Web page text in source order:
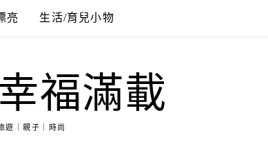
亮 生活/育兒小物
福滿載
遊｜親子｜時尚